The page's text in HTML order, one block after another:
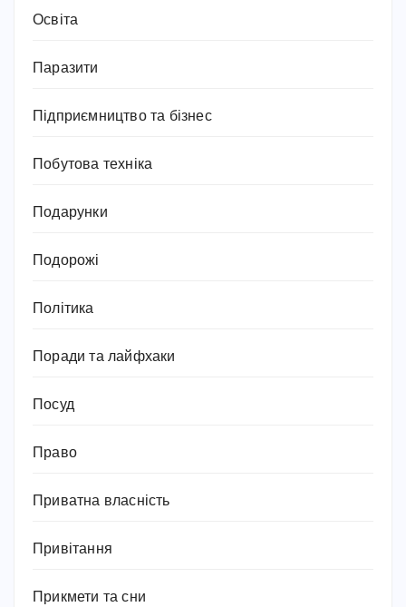
Освіта
Паразити
Підприємництво та бізнес
Побутова техніка
Подарунки
Подорожі
Політика
Поради та лайфхаки
Посуд
Право
Приватна власність
Привітання
Прикмети та сни